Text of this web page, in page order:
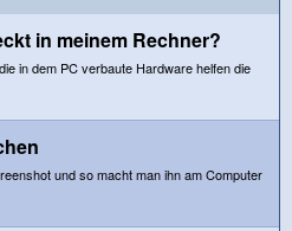
in meinem Rechner?
in dem PC verbaute Hardware helfen die
und so macht man ihn am Computer